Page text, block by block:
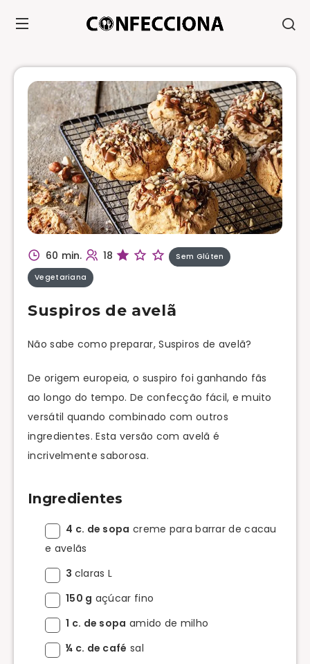
60 min. 18 Sem Glúten
Vegetariana
Suspiros de avelã
Não sabe como preparar, Suspiros de avelã?
De origem europeia, o suspiro foi ganhando fãs
ao longo do tempo. De confecção fácil, e muito
versátil quando combinado com outros
ingredientes. Esta versão com avelã é
incrivelmente saborosa.
Ingredientes
4 c. de sopa creme para barrar de cacau
e avelãs
3 claras L
150 g açúcar fino
1 c. de sopa amido de milho
¼ c. de café sal